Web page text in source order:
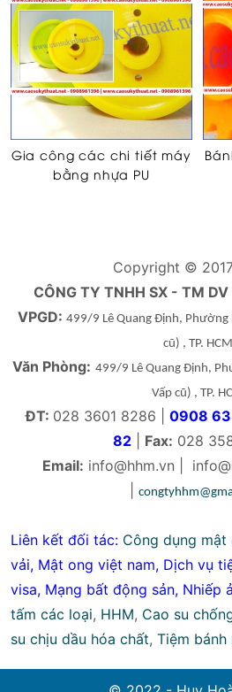
Gia công các chi tiết máy
bằng nhựa PU
Copyright ©
CÔNG TY TNHH SX - TM
VPGD: 499/9 Lê Quang Định, Phường
cũ) , TP. HCM
Văn Phòng: 499/9 Lê Quang Định,
Vấp cũ) , TP.
ĐT: 028 3601 8286 | 0908
82| Fax: 028
Email: info@hhm.vn
Liên kết đối tác: Công dụng mật
vải, Mật ong việt nam, Dịch vụ
visa, Mạng bất động sản, Nhiếp
tấm các loại, HHM, Cao su
su chịu dầu hóa chất, Tiệm bánh